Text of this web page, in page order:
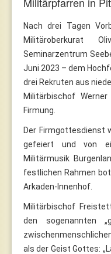
Nach drei Tagen
Militäroberkurat
Seminarzentrum
Juni 2023 – dem
drei Rekruten aus
Militärbischof
Firmung.
Der Firmgottesdienst
gefeiert und von
Militärmusik
festlichen Rahmen
Arkaden-Innenhof.
Militärbischof
den sogenannten
als der Geist Gottes: